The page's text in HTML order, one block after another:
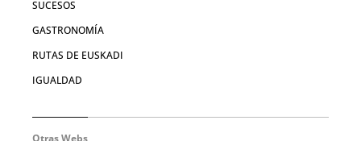
SUCESOS
GASTRONOMÍA
RUTAS DE EUSKADI
IGUALDAD
Otras Webs